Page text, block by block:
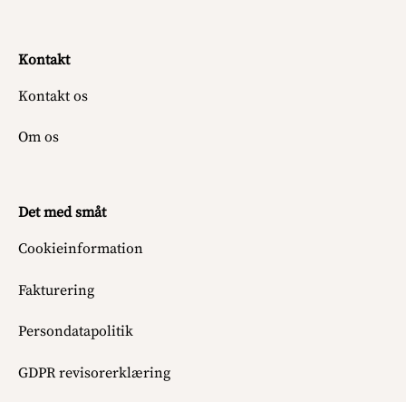
Kontakt
Kontakt os
Om os
Det med småt
Cookieinformation
Fakturering
Persondatapolitik
GDPR revisorerklæring